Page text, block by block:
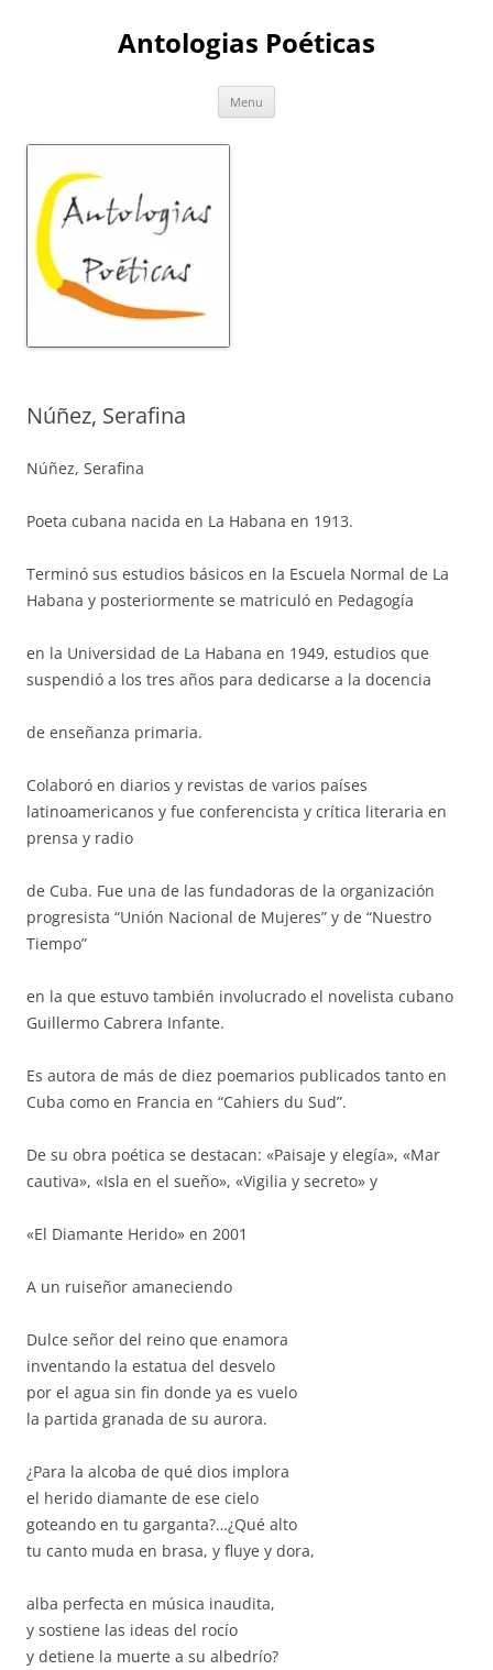
Antologias Poéticas
Menu
Núñez, Serafina
Núñez, Serafina
Poeta cubana nacida en La Habana en 1913.
Terminó sus estudios básicos en la Escuela Normal de La
Habana y posteriormente se matriculó en Pedagogía
en la Universidad de La Habana en 1949, estudios que
suspendió a los tres años para dedicarse a la docencia
de enseñanza primaria.
Colaboró en diarios y revistas de varios países
latinoamericanos y fue conferencista y crítica literaria en
prensa y radio
de Cuba. Fue una de las fundadoras de la organización
progresista “Unión Nacional de Mujeres” y de “Nuestro
Tiempo”
en la que estuvo también involucrado el novelista cubano
Guillermo Cabrera Infante.
Es autora de más de diez poemarios publicados tanto en
Cuba como en Francia en “Cahiers du Sud”.
De su obra poética se destacan: «Paisaje y elegía», «Mar
cautiva», «Isla en el sueño», «Vigilia y secreto» y
«El Diamante Herido» en 2001
A un ruiseñor amaneciendo
Dulce señor del reino que enamora
inventando la estatua del desvelo
por el agua sin fin donde ya es vuelo
la partida granada de su aurora.
¿Para la alcoba de qué dios implora
el herido diamante de ese cielo
goteando en tu garganta?…¿Qué alto
tu canto muda en brasa, y fluye y dora,
alba perfecta en música inaudita,
y sostiene las ideas del rocío
y detiene la muerte a su albedrío?